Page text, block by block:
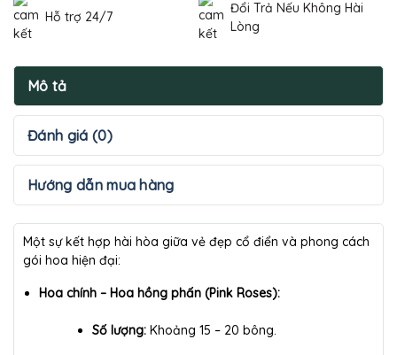
Hỗ trợ 24/7
Đổi Trả Nếu Không Hài
Lòng
Mô tả
Đánh giá (0)
Hướng dẫn mua hàng
Một sự kết hợp hài hòa giữa vẻ đẹp cổ điển và phong cách
gói hoa hiện đại:
Hoa chính – Hoa hồng phấn (Pink Roses):
Số lượng: Khoảng 15 – 20 bông.